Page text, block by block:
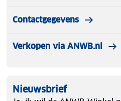
Contactgegevens
Verkopen via ANWB.nl
Nieuwsbrief